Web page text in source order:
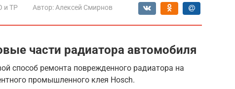
и ТР Автор: Алексей Смирнов
части радиатора автомобиля
способ ремонта поврежденного радиатора на
промышленного клея Hosch.